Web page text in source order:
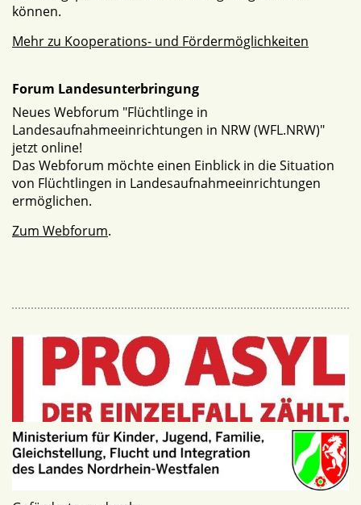
können.
Mehr zu Kooperations- und Fördermöglichkeiten
Forum Landesunterbringung
Neues Webforum "Flüchtlinge in
Landesaufnahmeeinrichtungen in NRW (WFL.NRW)"
jetzt online!
Das Webforum möchte einen Einblick in die Situation
von Flüchtlingen in Landesaufnahmeeinrichtungen
ermöglichen.
Zum Webforum.